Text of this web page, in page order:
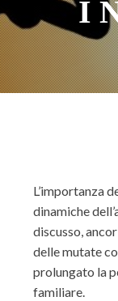
L’importanza
dinamiche
discusso,
delle mutate
prolungato la
familiare.